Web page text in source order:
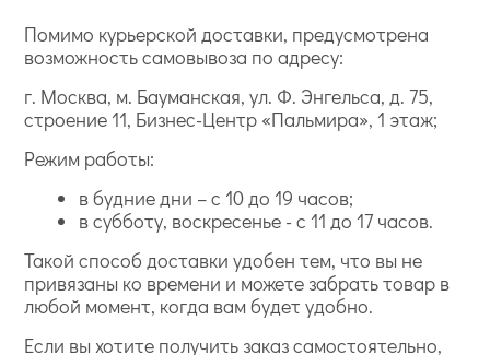
Помимо курьерской доставки, предусмотрена
возможность самовывоза по адресу:
г. Москва, м. Бауманская, ул. Ф. Энгельса, д. 75,
строение 11, Бизнес-Центр «Пальмира», 1 этаж;
Режим работы:
в будние дни – с 10 до 19 часов;
в субботу, воскресенье - с 11 до 17 часов.
Такой способ доставки удобен тем, что вы не
привязаны ко времени и можете забрать товар в
любой момент, когда вам будет удобно.
Если вы хотите получить заказ самостоятельно,